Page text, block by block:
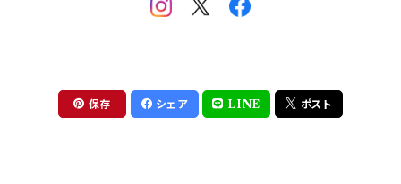
ちびまる子ちゃんandクレヨンしんちゃん
【山加商店×yaeko】migratory bird
HAPPY DINING(ハッピーダイニング)
保存 シェア LINE ポスト